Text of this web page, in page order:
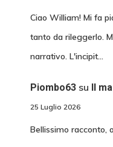
Ciao William! Mi fa
tanto da rileggerlo.
narrativo. L'incipit…
Piombo63su Il
25 Luglio 2026
Bellissimo racconto,